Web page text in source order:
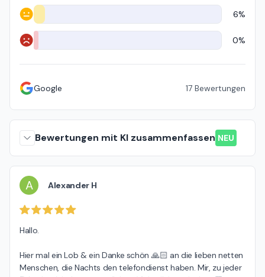
Neutral 6%
Negativ 0%
Google 17 Bewertungen
Bewertungen mit KI zusammenfassen NEU
A Alexander H
Hallo.
Hier mal ein Lob & ein Danke schön 🙏🏻 an die lieben netten
Menschen, die Nachts den telefondienst haben. Mir, zu jeder